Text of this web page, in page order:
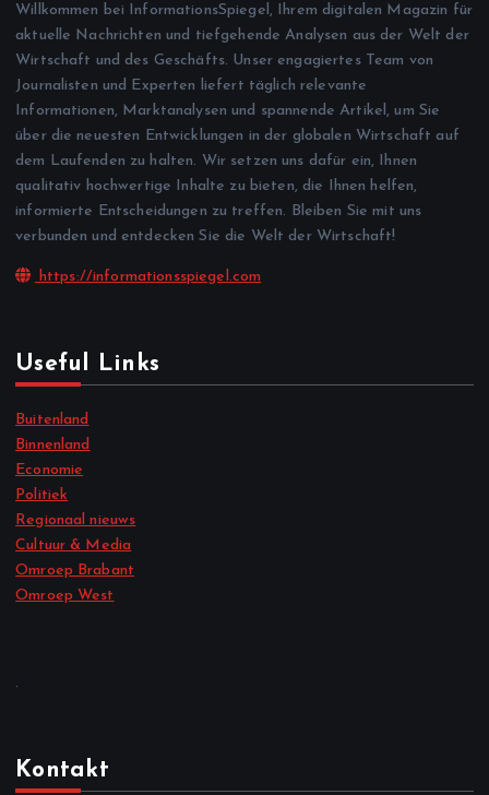
Willkommen bei InformationsSpiegel, Ihrem digitalen Magazin für
aktuelle Nachrichten und tiefgehende Analysen aus der Welt der
Wirtschaft und des Geschäfts. Unser engagiertes Team von
Journalisten und Experten liefert täglich relevante
Informationen, Marktanalysen und spannende Artikel, um Sie
über die neuesten Entwicklungen in der globalen Wirtschaft auf
dem Laufenden zu halten. Wir setzen uns dafür ein, Ihnen
qualitativ hochwertige Inhalte zu bieten, die Ihnen helfen,
informierte Entscheidungen zu treffen. Bleiben Sie mit uns
verbunden und entdecken Sie die Welt der Wirtschaft!
https://informationsspiegel.com
Useful Links
Buitenland
Binnenland
Economie
Politiek
Regionaal nieuws
Cultuur & Media
Omroep Brabant
Omroep West
.
Kontakt